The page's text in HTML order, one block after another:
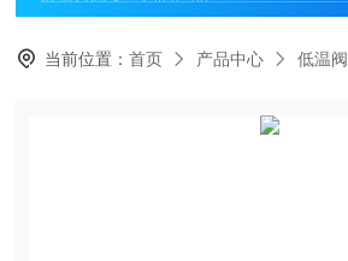
当前位置：首页 产品中心 低温阀